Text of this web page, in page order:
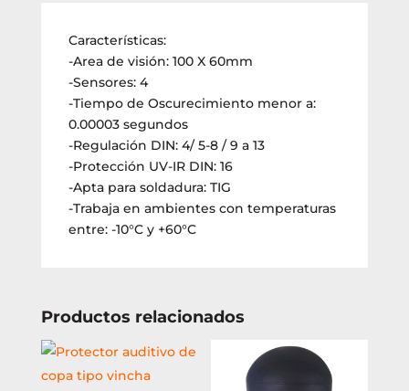
Características:
-Area de visión: 100 X 60mm
-Sensores: 4
-Tiempo de Oscurecimiento menor a:
0.00003 segundos
-Regulación DIN: 4/ 5-8 / 9 a 13
-Protección UV-IR DIN: 16
-Apta para soldadura: TIG
-Trabaja en ambientes con temperaturas
entre: -10°C y +60°C
Productos relacionados